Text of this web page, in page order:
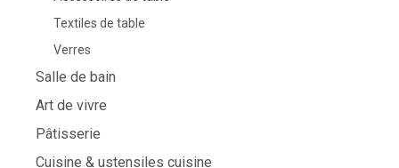
Textiles de table
Verres
Salle de bain
Art de vivre
Pâtisserie
Cuisine & ustensiles cuisine